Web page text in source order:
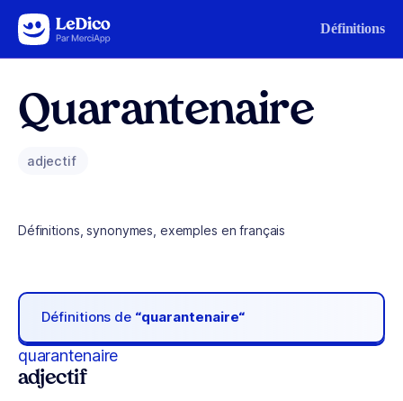
Aller au contenu Définitions
Quarantenaire
adjectif
Définitions, synonymes, exemples en français
Définitions de “quarantenaire“
quarantenaire
adjectif